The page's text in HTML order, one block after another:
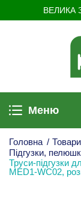
ВЕЛИКА
Меню
Головна / Товари
Підгузки,
Труси-підгузки
MED1-WC02,